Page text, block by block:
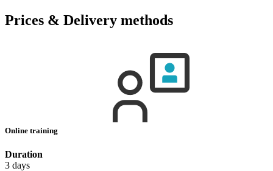
Prices & Delivery methods
Online training
Duration
3 days